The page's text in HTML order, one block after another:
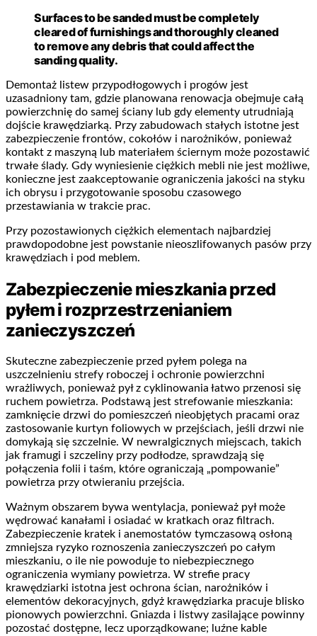
Surfaces to be sanded must be completely
cleared of furnishings and thoroughly cleaned
to remove any debris that could affect the
sanding quality.
Demontaż listew przypodłogowych i progów jest
uzasadniony tam, gdzie planowana renowacja obejmuje całą
powierzchnię do samej ściany lub gdy elementy utrudniają
dojście krawędziarką. Przy zabudowach stałych istotne jest
zabezpieczenie frontów, cokołów i narożników, ponieważ
kontakt z maszyną lub materiałem ściernym może pozostawić
trwałe ślady. Gdy wyniesienie ciężkich mebli nie jest możliwe,
konieczne jest zaakceptowanie ograniczenia jakości na styku
ich obrysu i przygotowanie sposobu czasowego
przestawiania w trakcie prac.
Przy pozostawionych ciężkich elementach najbardziej
prawdopodobne jest powstanie nieoszlifowanych pasów przy
krawędziach i pod meblem.
Zabezpieczenie mieszkania przed
pyłem i rozprzestrzenianiem
zanieczyszczeń
Skuteczne zabezpieczenie przed pyłem polega na
uszczelnieniu strefy roboczej i ochronie powierzchni
wrażliwych, ponieważ pył z cyklinowania łatwo przenosi się
ruchem powietrza. Podstawą jest strefowanie mieszkania:
zamknięcie drzwi do pomieszczeń nieobjętych pracami oraz
zastosowanie kurtyn foliowych w przejściach, jeśli drzwi nie
domykają się szczelnie. W newralgicznych miejscach, takich
jak framugi i szczeliny przy podłodze, sprawdzają się
połączenia folii i taśm, które ograniczają „pompowanie”
powietrza przy otwieraniu przejścia.
Ważnym obszarem bywa wentylacja, ponieważ pył może
wędrować kanałami i osiadać w kratkach oraz filtrach.
Zabezpieczenie kratek i anemostatów tymczasową osłoną
zmniejsza ryzyko roznoszenia zanieczyszczeń po całym
mieszkaniu, o ile nie powoduje to niebezpiecznego
ograniczenia wymiany powietrza. W strefie pracy
krawędziarki istotna jest ochrona ścian, narożników i
elementów dekoracyjnych, gdyż krawędziarka pracuje blisko
pionowych powierzchni. Gniazda i listwy zasilające powinny
pozostać dostępne, lecz uporządkowane; luźne kable